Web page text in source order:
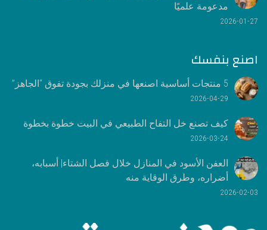
مدعومة علميًا
2026-01-27
اصنع بنفسك
5 منتجات أساسية اصنعها في منزلك بجودة تفوق “الجاهز”
2026-04-29
كيف تصنع خل التفاح الطبيعي في البيت خطوة بخطوة
2026-03-24
العفن الأسود في المنازل خلال فصل الشتاء| أسبابه،
أضراره، وطرق الوقاية منه
2026-02-03